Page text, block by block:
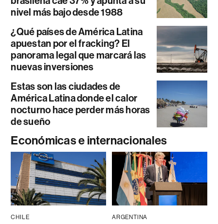
nivel más bajo desde 1988
¿Qué países de América Latina
apuestan por el fracking? El
panorama legal que marcará las
nuevas inversiones
Estas son las ciudades de
América Latina donde el calor
nocturno hace perder más horas
de sueño
Económicas e internacionales
CHILE ARGENTINA